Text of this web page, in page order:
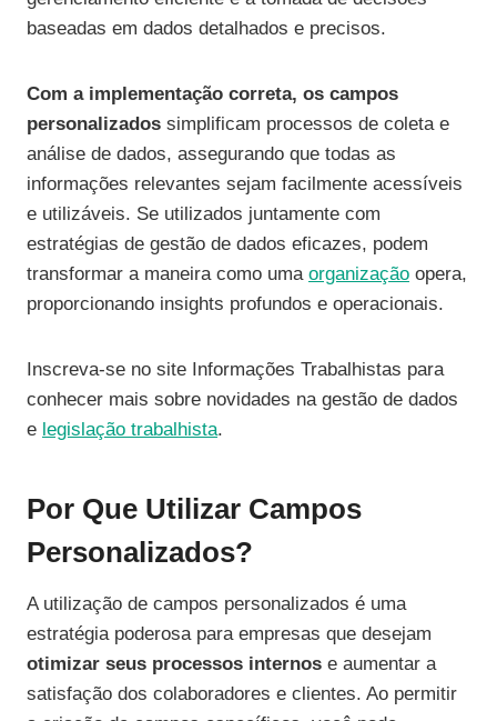
baseadas em dados detalhados e precisos.
Com a implementação correta, os campos
personalizados simplificam processos de coleta e
análise de dados, assegurando que todas as
informações relevantes sejam facilmente acessíveis
e utilizáveis. Se utilizados juntamente com
estratégias de gestão de dados eficazes, podem
transformar a maneira como uma organização opera,
proporcionando insights profundos e operacionais.
Inscreva-se no site Informações Trabalhistas para
conhecer mais sobre novidades na gestão de dados
e legislação trabalhista.
Por Que Utilizar Campos
Personalizados?
A utilização de campos personalizados é uma
estratégia poderosa para empresas que desejam
otimizar seus processos internos e aumentar a
satisfação dos colaboradores e clientes. Ao permitir